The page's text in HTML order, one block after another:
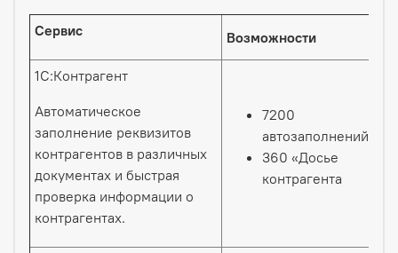
Сервис Возможности
1С:Контрагент
Автоматическое
заполнение реквизитов
контрагентов в различных
документах и быстрая
проверка информации о
контрагентах.
7200
автозаполнений
360 «Досье
контрагента